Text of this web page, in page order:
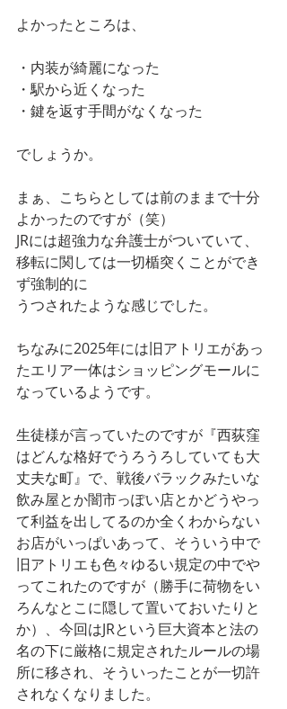
よかったところは、
・内装が綺麗になった
・駅から近くなった
・鍵を返す手間がなくなった
でしょうか。
まぁ、こちらとしては前のままで十分
よかったのですが（笑）
JRには超強力な弁護士がついていて、
移転に関しては一切楯突くことができ
ず強制的に
うつされたような感じでした。
ちなみに2025年には旧アトリエがあっ
たエリア一体はショッピングモールに
なっているようです。
生徒様が言っていたのですが『西荻窪
はどんな格好でうろうろしていても大
丈夫な町』で、戦後バラックみたいな
飲み屋とか闇市っぽい店とかどうやっ
て利益を出してるのか全くわからない
お店がいっぱいあって、そういう中で
旧アトリエも色々ゆるい規定の中でや
ってこれたのですが（勝手に荷物をい
ろんなとこに隠して置いておいたりと
か）、今回はJRという巨大資本と法の
名の下に厳格に規定されたルールの場
所に移され、そういったことが一切許
されなくなりました。